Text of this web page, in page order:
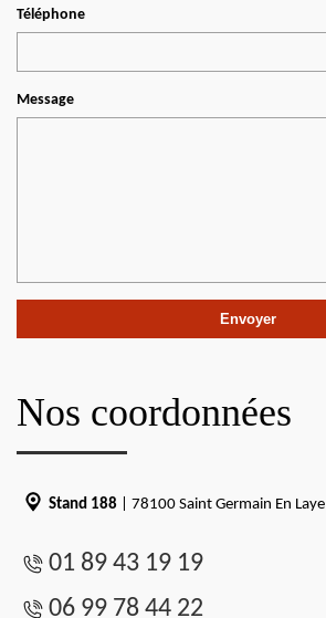
Téléphone
Message
Nos coordonnées
Stand 188 | 78100 Saint Germain En Laye
01 89 43 19 19
06 99 78 44 22